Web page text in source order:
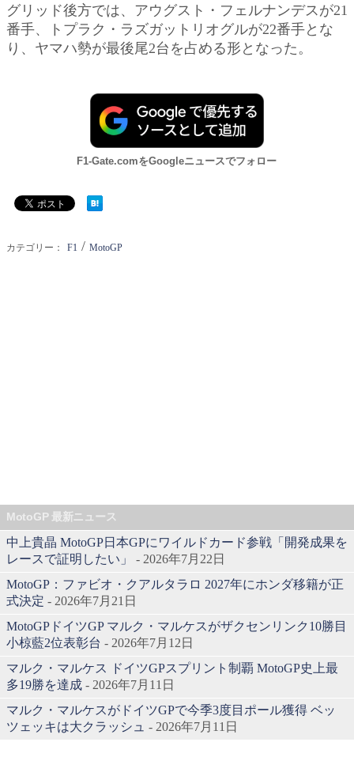
グリッド後方では、アウグスト・フェルナンデスが21
番手、トプラク・ラズガットリオグルが22番手とな
り、ヤマハ勢が最後尾2台を占める形となった。
F1-Gate.comをGoogleニュースでフォロー
カテゴリー： F1 / MotoGP
MotoGP 最新ニュース
中上貴晶 MotoGP日本GPにワイルドカード参戦「開発成果を
レースで証明したい」
- 2026年7月22日
MotoGP：ファビオ・クアルタラロ 2027年にホンダ移籍が正
式決定 - 2026年7月21日
MotoGPドイツGP マルク・マルケスがザクセンリンク10勝目
小椋藍2位表彰台 - 2026年7月12日
マルク・マルケス ドイツGPスプリント制覇 MotoGP史上最
多19勝を達成 - 2026年7月11日
マルク・マルケスがドイツGPで今季3度目ポール獲得 ベッ
ツェッキは大クラッシュ - 2026年7月11日